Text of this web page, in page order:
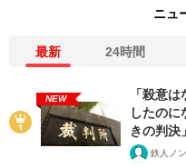
ニュ
最新 24時間
NEW
「殺意
したの
きの判決
鉄人ノ